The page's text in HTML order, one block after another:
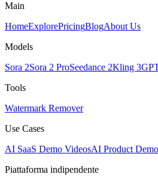
Main
HomeExplorePricingBlogAbout Us
Models
Sora 2Sora 2 ProSeedance 2Kling 3
Tools
Watermark Remover
Use Cases
AI SaaS Demo VideosAI Product
Piattaforma indipendente